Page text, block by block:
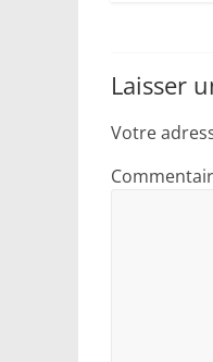
Laisser
Votre